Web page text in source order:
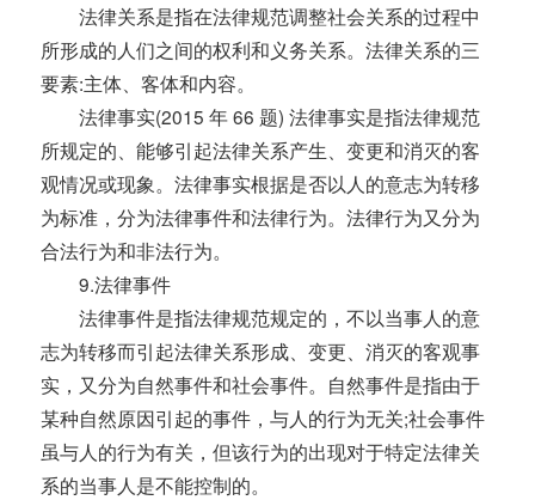
法律关系是指在法律规范调整社会关系的过程中
所形成的人们之间的权利和义务关系。法律关系的三
要素:主体、客体和内容。
法律事实(2015 年 66 题) 法律事实是指法律规范
所规定的、能够引起法律关系产生、变更和消灭的客
观情况或现象。法律事实根据是否以人的意志为转移
为标准，分为法律事件和法律行为。法律行为又分为
合法行为和非法行为。
9.法律事件
法律事件是指法律规范规定的，不以当事人的意
志为转移而引起法律关系形成、变更、消灭的客观事
实，又分为自然事件和社会事件。自然事件是指由于
某种自然原因引起的事件，与人的行为无关;社会事件
虽与人的行为有关，但该行为的出现对于特定法律关
系的当事人是不能控制的。